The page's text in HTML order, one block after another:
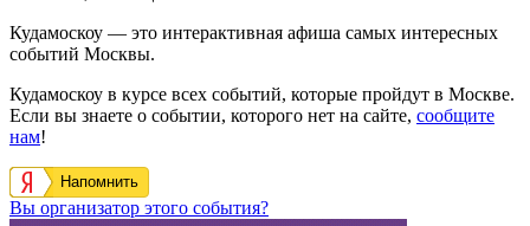
Кудамоскоу — это интерактивная афиша самых интересных
событий Москвы.
Кудамоскоу в курсе всех событий, которые пройдут в Москве.
Если вы знаете о событии, которого нет на сайте, сообщите
нам!
Напомнить
Вы организатор этого события?